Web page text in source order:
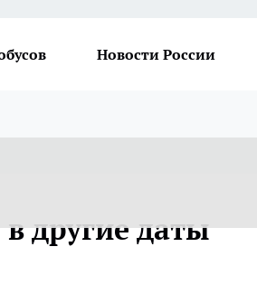
Новости России
другие даты